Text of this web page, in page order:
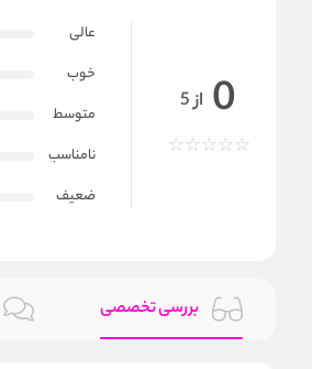
0 از 5
عالی
خوب
متوسط
نامناسب
ضعیف
بررسی تخصصی